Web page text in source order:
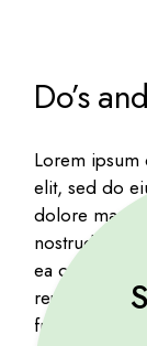
Do’s
Lorem ipsum
elit, sed do
dolore
nostrud
ea
fugiat nulla